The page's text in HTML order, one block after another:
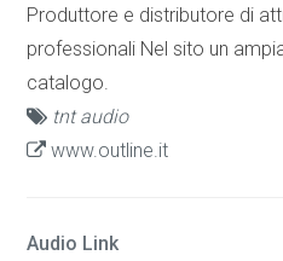
Produttore e distributore di
professionali Nel sito un
catalogo.
tnt audio
www.outline.it
Audio Link